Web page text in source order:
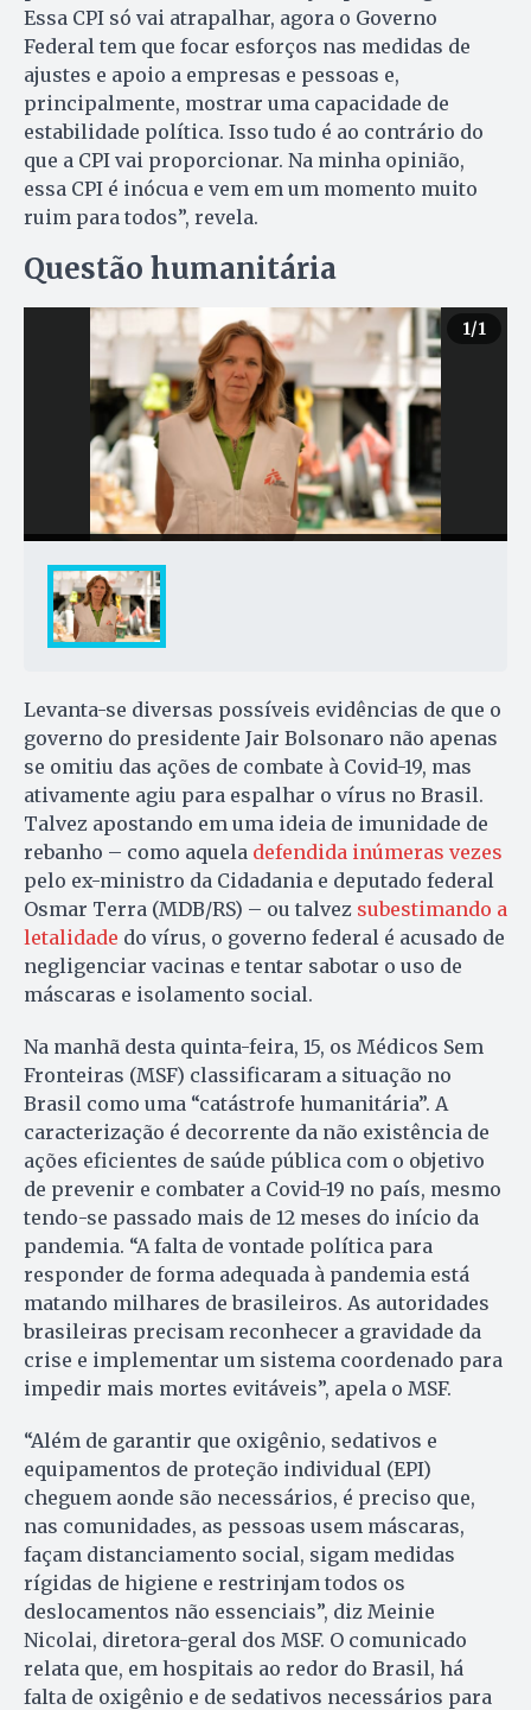
Essa CPI só vai atrapalhar, agora o Governo
Federal tem que focar esforços nas medidas de
ajustes e apoio a empresas e pessoas e,
principalmente, mostrar uma capacidade de
estabilidade política. Isso tudo é ao contrário do
que a CPI vai proporcionar. Na minha opinião,
essa CPI é inócua e vem em um momento muito
ruim para todos”, revela.
Questão humanitária
1/1
Levanta-se diversas possíveis evidências de que o
governo do presidente Jair Bolsonaro não apenas
se omitiu das ações de combate à Covid-19, mas
ativamente agiu para espalhar o vírus no Brasil.
Talvez apostando em uma ideia de imunidade de
rebanho – como aquela defendida inúmeras vezes
pelo ex-ministro da Cidadania e deputado federal
Osmar Terra (MDB/RS) – ou talvez subestimando a
letalidade do vírus, o governo federal é acusado de
negligenciar vacinas e tentar sabotar o uso de
máscaras e isolamento social.
Na manhã desta quinta-feira, 15, os Médicos Sem
Fronteiras (MSF) classificaram a situação no
Brasil como uma “catástrofe humanitária”. A
caracterização é decorrente da não existência de
ações eficientes de saúde pública com o objetivo
de prevenir e combater a Covid-19 no país, mesmo
tendo-se passado mais de 12 meses do início da
pandemia. “A falta de vontade política para
responder de forma adequada à pandemia está
matando milhares de brasileiros. As autoridades
brasileiras precisam reconhecer a gravidade da
crise e implementar um sistema coordenado para
impedir mais mortes evitáveis”, apela o MSF.
“Além de garantir que oxigênio, sedativos e
equipamentos de proteção individual (EPI)
cheguem aonde são necessários, é preciso que,
nas comunidades, as pessoas usem máscaras,
façam distanciamento social, sigam medidas
rígidas de higiene e restrinjam todos os
deslocamentos não essenciais”, diz Meinie
Nicolai, diretora-geral dos MSF. O comunicado
relata que, em hospitais ao redor do Brasil, há
falta de oxigênio e de sedativos necessários para